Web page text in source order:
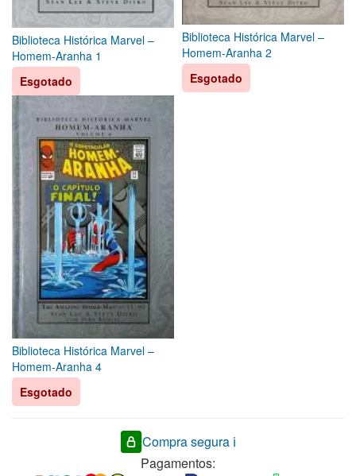
Biblioteca Histórica Marvel –
Homem-Aranha 1
Esgotado
Biblioteca Histórica Marvel –
Homem-Aranha 2
Esgotado
Biblioteca Histórica Marvel –
Homem-Aranha 4
Esgotado
Compra segura ℹ️
Pagamentos: